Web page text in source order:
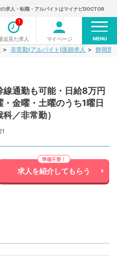
求人・転職・アルバイトはマイナビDOCTOR
近見た求人
1
マイページ MENU
非常勤(アルバイト)医師求人 静岡県
線通勤も可能・日給8万円
金曜・土曜のうち1曜日
／非常勤）
求人を紹介してもらう